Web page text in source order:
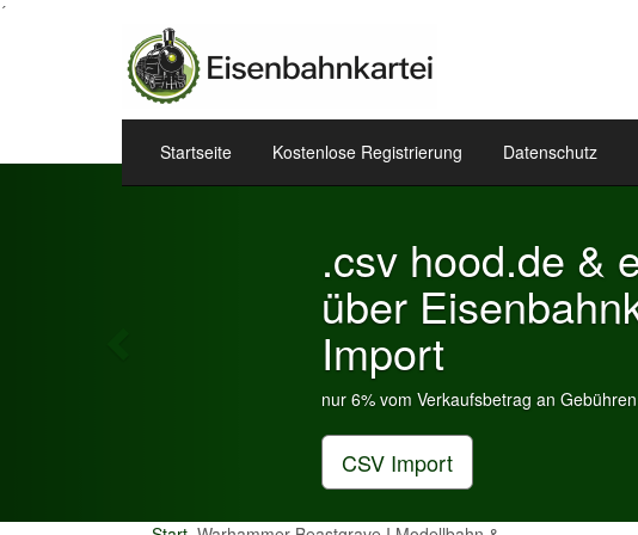
´
Startseite Kostenlose Registrierung Datenschutz
.csv hood.de & eBay.de
über Eisenbahnkartei
nur 6% vom Verkaufsbetrag an Gebühren je Inserat Artikel
Previous